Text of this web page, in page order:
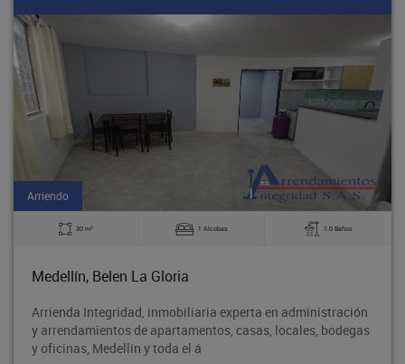
Arriendo
30 m2 1 Alcobas 1.0 Baños
Medellín, Belen La Gloria
Arrienda Integridad, inmobiliaria experta en administración
y arrendamientos de apartamentos, casas, locales, bodegas
y oficinas, Medellín y toda el á